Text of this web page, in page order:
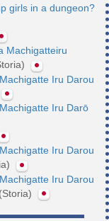
girls in a dungeon?
Machigatteiru
Iru Darou
Iru Darō
Iru Darou
Iru Darou
(Storia)